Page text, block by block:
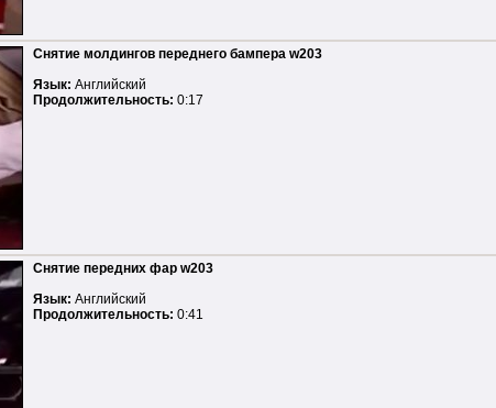
Снятие молдингов переднего бампера w203
Язык: Английский
Продолжительность: 0:17
Снятие передних фар w203
Язык: Английский
Продолжительность: 0:41